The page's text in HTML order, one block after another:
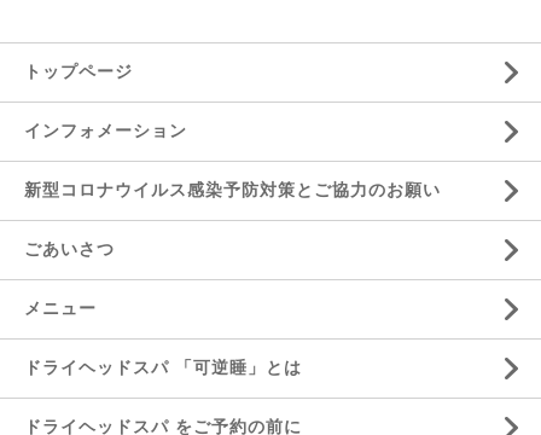
トップページ
インフォメーション
新型コロナウイルス感染予防対策とご協力のお願い
ごあいさつ
メニュー
ドライヘッドスパ 「可逆睡」とは
ドライヘッドスパ をご予約の前に